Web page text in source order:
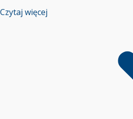
Czytaj więcej